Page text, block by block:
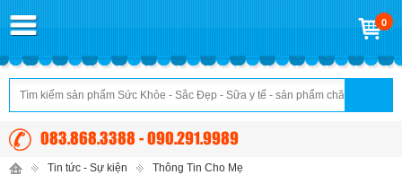
0
083.868.3388 - 090.291.9989
Tin tức - Sự kiện Thông Tin Cho Mẹ